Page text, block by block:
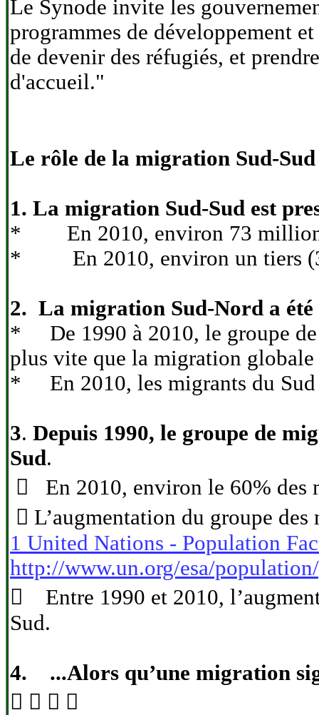
Le Synode invite les
programmes de développement
de devenir des réfugiés, et
d'accueil."
Le rôle de la migration Sud-Sud
1. La migration Sud-Sud est
* En 2010, environ 73 millions
* En 2010, environ un tiers
2. La migration Sud-Nord a
* De 1990 à 2010, le groupe de
plus vite que la migration
* En 2010, les migrants du Sud
3. Depuis 1990, le groupe de
Sud.
 En 2010, environ le 60% des
 L’augmentation du groupe
1 United Nations - Population
http://www.un.org/esa/
 Entre 1990 et 2010,
Sud.
4. ...Alors qu’une migration
   